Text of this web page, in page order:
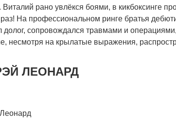
рано увлёкся боями, в кикбоксинге
раз! На профессиональном ринге братья
долог, сопровождался травмами и
несмотря на крылатые выражения,
ЛЕОНАРД